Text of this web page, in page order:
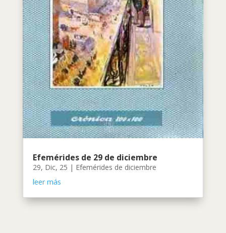
Efemérides de 29 de diciembre
29, Dic, 25 | Efemérides de diciembre
leer más